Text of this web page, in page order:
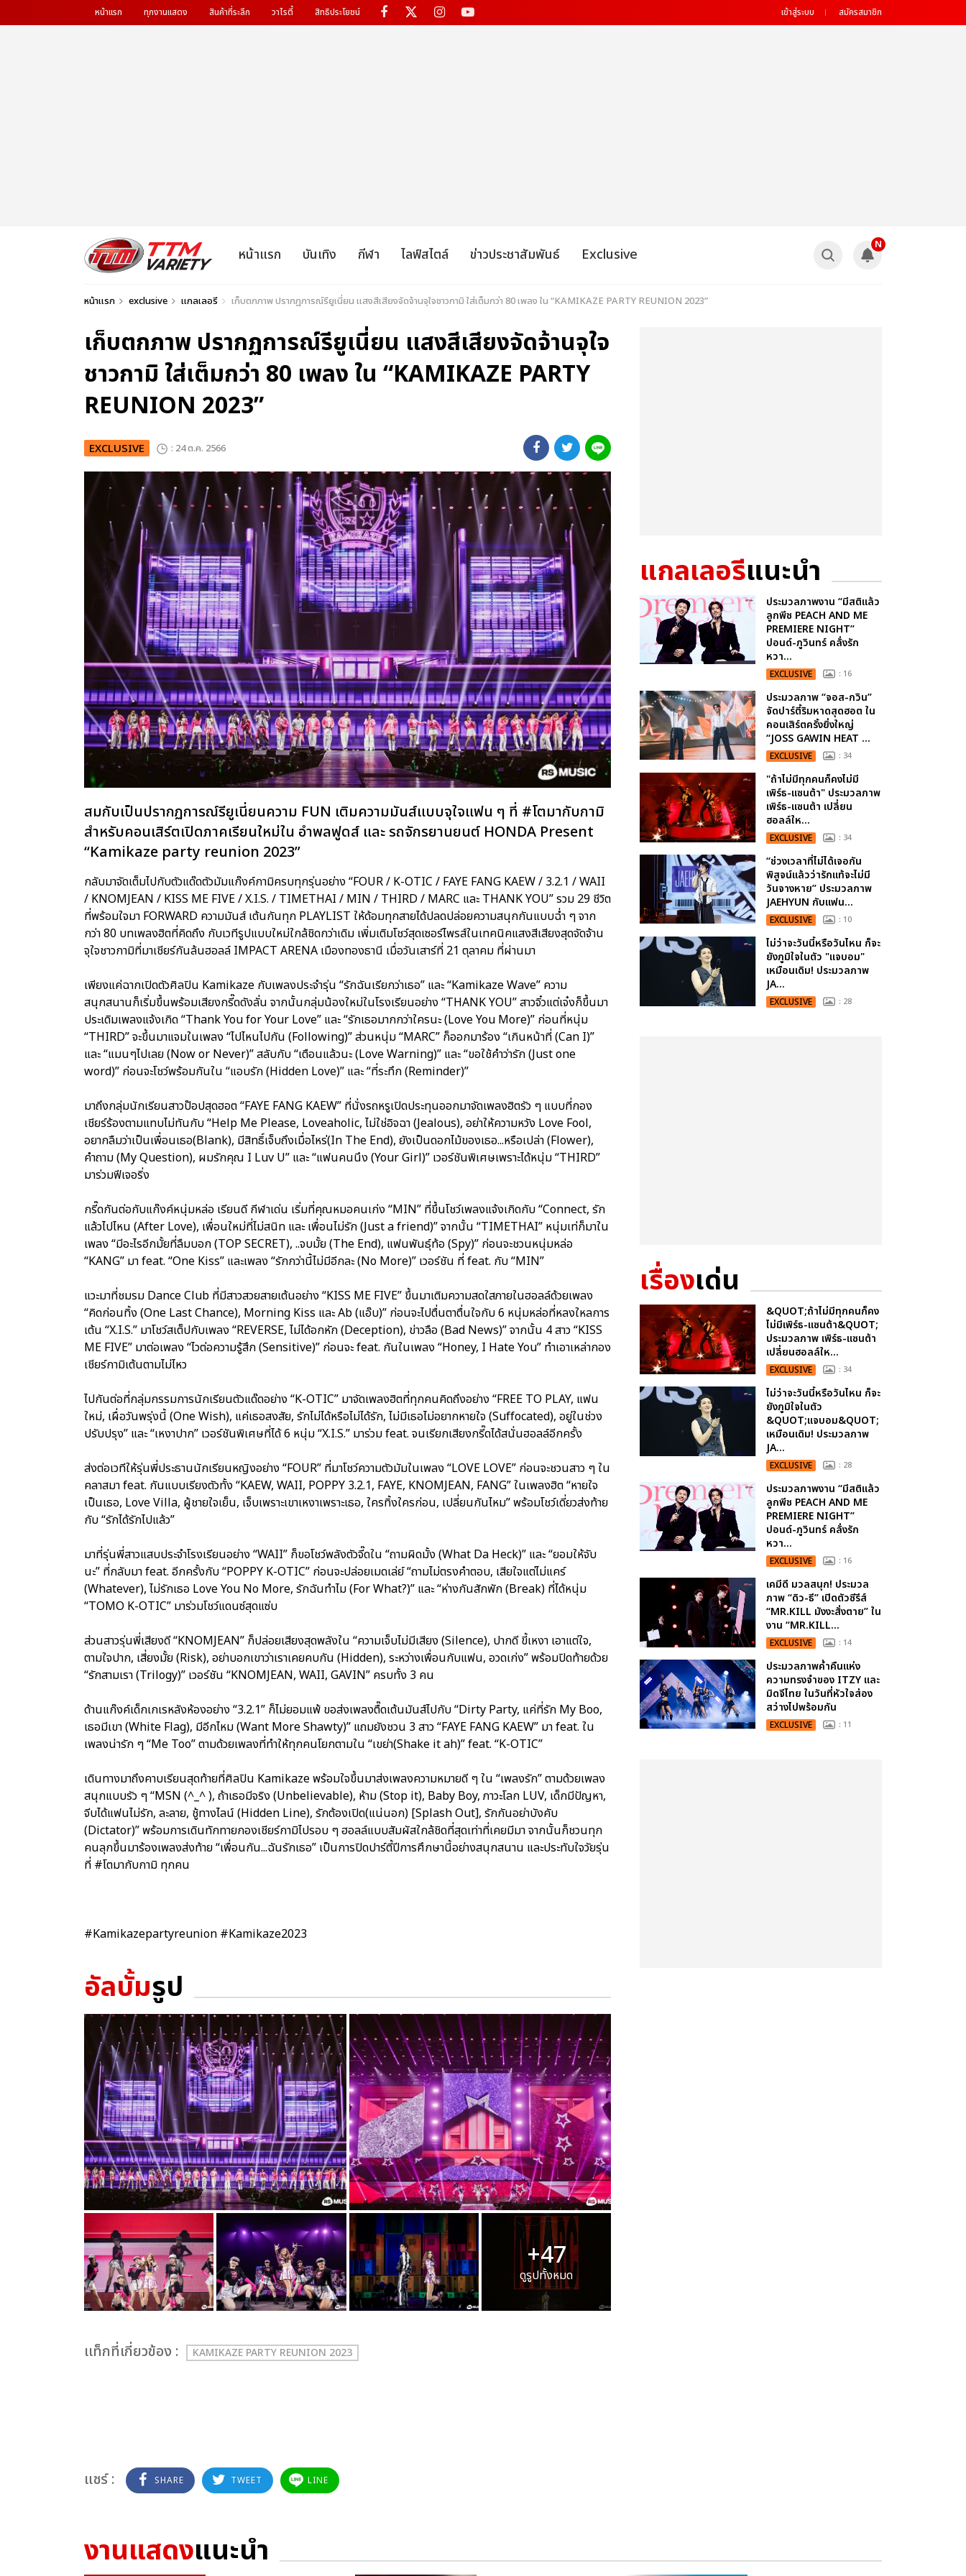
หน้าแรก ทุกงานแสดง สินค้าที่ระลึก วาไรตี้ สิทธิประโยชน์ เข้าสู่ระบบ สมัครสมาชิก
หน้าแรก บันเทิง กีฬา ไลฟ์สไตล์ ข่าวประชาสัมพันธ์ Exclusive
N
หน้าแรก exclusive แกลเลอรี เก็บตกภาพ ปรากฏการณ์รียูเนี่ยน แสงสีเสียงจัดจ้านจุใจชาวกามิ ใส่เต็มกว่า 80 เพลง ใน “KAMIKAZE PARTY REUNION 2023”
เก็บตกภาพ ปรากฏการณ์รียูเนี่ยน แสงสีเสียงจัดจ้านจุใจ
ชาวกามิ ใส่เต็มกว่า 80 เพลง ใน “KAMIKAZE PARTY
REUNION 2023”
EXCLUSIVE : 24 ต.ค. 2566
สมกับเป็นปรากฏการณ์รียูเนี่ยนความ FUN เติมความมันส์แบบจุใจแฟน ๆ ที่ #โตมากับกามิ
สำหรับคอนเสิร์ตเปิดภาคเรียนใหม่ใน อำพลฟูดส์ และ รถจักรยานยนต์ HONDA Present
“Kamikaze party reunion 2023”
กลับมาจัดเต็มไปกับตัวแด๊ดตัวมัมแก๊งค์กามิครบทุกรุ่นอย่าง “FOUR / K-OTIC / FAYE FANG KAEW / 3.2.1 / WAII
/ KNOMJEAN / KISS ME FIVE / X.I.S. / TIMETHAI / MIN / THIRD / MARC และ THANK YOU” รวม 29 ชีวิต
ที่พร้อมใจมา FORWARD ความมันส์ เต้นกันทุก PLAYLIST ให้ด้อมทุกสายได้ปลดปล่อยความสนุกกันแบบฉ่ำ ๆ จาก
กว่า 80 บทเพลงฮิตที่คิดถึง กับเวทีรูปแบบใหม่ใกล้ชิดกว่าเดิม เพิ่มเติมโชว์สุดเซอร์ไพรส์ในเทคนิคแสงสีเสียงสุดจัดจ้าน
จุใจชาวกามิที่มาเชียร์กันล้นฮอลล์ IMPACT ARENA เมืองทองธานี เมื่อวันเสาร์ที่ 21 ตุลาคม ที่ผ่านมา
เพียงแค่ฉากเปิดตัวศิลปิน Kamikaze กับเพลงประจำรุ่น “รักฉันเรียกว่าเธอ” และ “Kamikaze Wave” ความ
สนุกสนานก็เริ่มขึ้นพร้อมเสียงกรี๊ดดังลั่น จากนั้นกลุ่มน้องใหม่ในโรงเรียนอย่าง “THANK YOU” สาวจิ๋วแต่เจ๋งก็ขึ้นมา
ประเดิมเพลงแจ้งเกิด “Thank You for Your Love” และ “รักเธอมากกว่าใครนะ (Love You More)” ก่อนที่หนุ่ม
“THIRD” จะขึ้นมาแจมในเพลง “ไปไหนไปกัน (Following)” ส่วนหนุ่ม “MARC” ก็ออกมาร้อง “เกินหน้าที่ (Can I)”
และ “แมนๆไปเลย (Now or Never)” สลับกับ “เตือนแล้วนะ (Love Warning)” และ “ขอใช้คำว่ารัก (Just one
word)” ก่อนจะโชว์พร้อมกันใน “แอบรัก (Hidden Love)” และ “ที่ระทึก (Reminder)”
มาถึงกลุ่มนักเรียนสาวป๊อปสุดฮอต “FAYE FANG KAEW” ที่นั่งรถหรูเปิดประทุนออกมาจัดเพลงฮิตรัว ๆ แบบที่กอง
เชียร์ร้องตามแทบไม่ทันกับ “Help Me Please, Loveaholic, ไม่ใช่อิจฉา (Jealous), อย่าให้ความหวัง Love Fool,
อยากลืมว่าเป็นเพื่อนเธอ(Blank), มีสิทธิ์เจ็บถึงเมื่อไหร่(In The End), ยังเป็นดอกไม้ของเธอ...หรือเปล่า (Flower),
คำถาม (My Question), ผมรักคุณ I Luv U” และ “แฟนคนนึง (Your Girl)” เวอร์ชันพิเศษเพราะได้หนุ่ม “THIRD”
มาร่วมฟีเจอริ่ง
กรี๊ดกันต่อกับแก๊งค์หนุ่มหล่อ เรียนดี กีฬาเด่น เริ่มที่คุณหมอคนเก่ง “MIN” ที่ขึ้นโชว์เพลงแจ้งเกิดกับ “Connect, รัก
แล้วไปไหน (After Love), เพื่อนใหม่ที่ไม่สนิท และ เพื่อนไม่รัก (Just a friend)” จากนั้น “TIMETHAI” หนุ่มเท่ก็มาใน
เพลง “มีอะไรอีกมั้ยที่ลืมบอก (TOP SECRET), ..จบมั้ย (The End), แฟนพันธุ์ท้อ (Spy)” ก่อนจะชวนหนุ่มหล่อ
“KANG” มา feat. “One Kiss” และเพลง “รักกว่านี้ไม่มีอีกละ (No More)” เวอร์ชัน ที่ feat. กับ “MIN”
แวะมาที่ชมรม Dance Club ที่มีสาวสวยสายเต้นอย่าง “KISS ME FIVE” ขึ้นมาเติมความสดใสภายในฮอลล์ด้วยเพลง
“คิดก่อนทิ้ง (One Last Chance), Morning Kiss และ Ab (แอ๊บ)” ก่อนจะไปตื่นตาตื่นใจกับ 6 หนุ่มหล่อที่หลงใหลการ
เต้น “X.I.S.” มาโชว์สเต็ปกับเพลง “REVERSE, ไม่ได้อกหัก (Deception), ข่าวลือ (Bad News)” จากนั้น 4 สาว “KISS
ME FIVE” มาต่อเพลง “ไวต่อความรู้สึก (Sensitive)” ก่อนจะ feat. กันในเพลง “Honey, I Hate You” ทำเอาเหล่ากอง
เชียร์กามิเต้นตามไม่ไหว
ไปกันต่อที่กลุ่มกรรมการนักเรียนตัวแด๊ดอย่าง “K-OTIC” มาจัดเพลงฮิตที่ทุกคนคิดถึงอย่าง “FREE TO PLAY, แฟน
ใหม่, เผื่อวันพรุ่งนี้ (One Wish), แค่เธอสงสัย, รักไม่ได้หรือไม่ได้รัก, ไม่มีเธอไม่อยากหายใจ (Suffocated), อยู่ในช่วง
ปรับปรุง” และ “เหงาปาก” เวอร์ชันพิเศษที่ได้ 6 หนุ่ม “X.I.S.” มาร่วม feat. จนเรียกเสียงกรี๊ดได้สนั่นฮอลล์อีกครั้ง
ส่งต่อเวทีให้รุ่นพี่ประธานนักเรียนหญิงอย่าง “FOUR” ที่มาโชว์ความตัวมัมในเพลง “LOVE LOVE” ก่อนจะชวนสาว ๆ ใน
คลาสมา feat. กันแบบเรียงตัวทั้ง “KAEW, WAII, POPPY 3.2.1, FAYE, KNOMJEAN, FANG” ในเพลงฮิต “หายใจ
เป็นเธอ, Love Villa, ผู้ชายใจเย็น, เจ็บเพราะเขาเหงาเพราะเธอ, ใครทิ้งใครก่อน, เปลี่ยนกันไหม” พร้อมโชว์เดี่ยวส่งท้าย
กับ “รักได้รักไปแล้ว”
มาที่รุ่นพี่สาวแสบประจำโรงเรียนอย่าง “WAII” ก็ขอโชว์พลังตัวจี๊ดใน “ถามผิดมั้ง (What Da Heck)” และ “ยอมให้จับ
นะ” ที่กลับมา feat. อีกครั้งกับ “POPPY K-OTIC” ก่อนจะปล่อยเมดเล่ย์ “ถามไม่ตรงคำตอบ, เสียใจแต่ไม่แคร์
(Whatever), ไม่รักเธอ Love You No More, รักฉันทำไม (For What?)” และ “ห่างกันสักพัก (Break) ที่ได้หนุ่ม
“TOMO K-OTIC” มาร่วมโชว์แดนซ์สุดแซ่บ
ส่วนสาวรุ่นพี่เสียงดี “KNOMJEAN” ก็ปล่อยเสียงสุดพลังใน “ความเจ็บไม่มีเสียง (Silence), ปากดี ขี้เหงา เอาแต่ใจ,
ตามใจปาก, เสี่ยงมั้ย (Risk), อย่าบอกเขาว่าเราเคยคบกัน (Hidden), ระหว่างเพื่อนกับแฟน, อวดเก่ง” พร้อมปิดท้ายด้วย
“รักสามเรา (Trilogy)” เวอร์ชัน “KNOMJEAN, WAII, GAVIN” ครบทั้ง 3 คน
ด้านแก๊งค์เด็กเกเรหลังห้องอย่าง “3.2.1” ก็ไม่ยอมแพ้ ขอส่งเพลงตื๊ดเต้นมันส์ไปกับ “Dirty Party, แค่ที่รัก My Boo,
เธอมีเขา (White Flag), มีอีกไหม (Want More Shawty)” แถมยังชวน 3 สาว “FAYE FANG KAEW” มา feat. ใน
เพลงน่ารัก ๆ “Me Too” ตามด้วยเพลงที่ทำให้ทุกคนโยกตามใน “เขย่า(Shake it ah)” feat. “K-OTIC”
เดินทางมาถึงคาบเรียนสุดท้ายที่ศิลปิน Kamikaze พร้อมใจขึ้นมาส่งเพลงความหมายดี ๆ ใน “เพลงรัก” ตามด้วยเพลง
สนุกแบบรัว ๆ “MSN (^_^ ), ถ้าเธอมีจริง (Unbelievable), ห้าม (Stop it), Baby Boy, ภาวะโลก LUV, เด็กมีปัญหา,
จีบได้แฟนไม่รัก, ละลาย, ชู้ทางไลน์ (Hidden Line), รักต้องเปิด(แน่นอก) [Splash Out], รักกันอย่าบังคับ
(Dictator)” พร้อมการเดินทักทายกองเชียร์กามิไปรอบ ๆ ฮอลล์แบบสัมผัสใกล้ชิดที่สุดเท่าที่เคยมีมา จากนั้นก็ชวนทุก
คนลุกขึ้นมาร้องเพลงส่งท้าย “เพื่อนกัน...ฉันรักเธอ” เป็นการปิดปาร์ตี้ปีการศึกษานี้อย่างสนุกสนาน และประทับใจวัยรุ่น
ที่ #โตมากับกามิ ทุกคน
#Kamikazepartyreunion #Kamikaze2023
อัลบั้มรูป
+47
ดูรูปทั้งหมด
เเท็กที่เกี่ยวข้อง : KAMIKAZE PARTY REUNION 2023
แชร์ : SHARE TWEET LINE
แกลเลอรีแนะนำ
ประมวลภาพงาน “มีสติแล้ว
ลูกพีช PEACH AND ME
PREMIERE NIGHT”
ปอนด์-ภูวินทร์ คลั่งรัก
หวา...
EXCLUSIVE : 16
ประมวลภาพ “จอส-กวิน”
จัดปาร์ตี้ริมหาดสุดฮอต ใน
คอนเสิร์ตครั้งยิ่งใหญ่
“JOSS GAWIN HEAT ...
EXCLUSIVE : 34
"ถ้าไม่มีทุกคนก็คงไม่มี
เพิร์ธ-แซนต้า" ประมวลภาพ
เพิร์ธ-แซนต้า เปลี่ยน
ฮอลล์ให...
EXCLUSIVE : 34
“ช่วงเวลาที่ไม่ได้เจอกัน
พิสูจน์แล้วว่ารักแท้จะไม่มี
วันจางหาย” ประมวลภาพ
JAEHYUN กับแฟน...
EXCLUSIVE : 10
ไม่ว่าจะวันนี้หรือวันไหน ก็จะ
ยังภูมิใจในตัว "แจบอม"
เหมือนเดิม! ประมวลภาพ
JA...
EXCLUSIVE : 28
เรื่องเด่น
&QUOT;ถ้าไม่มีทุกคนก็คง
ไม่มีเพิร์ธ-แซนต้า&QUOT;
ประมวลภาพ เพิร์ธ-แซนต้า
เปลี่ยนฮอลล์ให...
EXCLUSIVE : 34
ไม่ว่าจะวันนี้หรือวันไหน ก็จะ
ยังภูมิใจในตัว
&QUOT;แจบอม&QUOT;
เหมือนเดิม! ประมวลภาพ
JA...
EXCLUSIVE : 28
ประมวลภาพงาน “มีสติแล้ว
ลูกพีช PEACH AND ME
PREMIERE NIGHT”
ปอนด์-ภูวินทร์ คลั่งรัก
หวา...
EXCLUSIVE : 16
เคมีดี มวลสนุก! ประมวล
ภาพ “ดิว-ธี” เปิดตัวซีรีส์
“MR.KILL มังงะสั่งตาย” ใน
งาน “MR.KILL...
EXCLUSIVE : 14
ประมวลภาพค่ำคืนแห่ง
ความทรงจำของ ITZY และ
มิดจีไทย ในวันที่หัวใจส่อง
สว่างไปพร้อมกัน
EXCLUSIVE : 11
งานแสดงแนะนำ